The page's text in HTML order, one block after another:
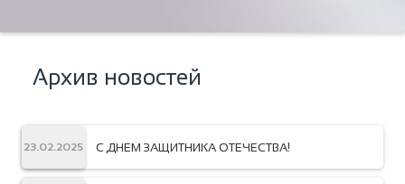
Архив новостей
23.02.2025 С ДНЕМ ЗАЩИТНИКА ОТЕЧЕСТВА!